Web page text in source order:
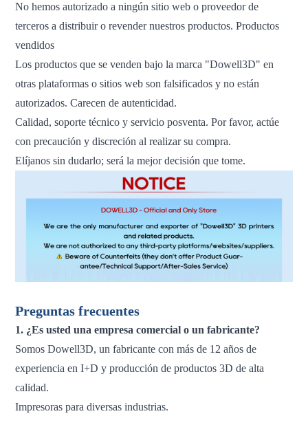
No hemos autorizado a ningún sitio web o proveedor de
terceros a distribuir o revender nuestros productos. Productos
vendidos
Los productos que se venden bajo la marca "Dowell3D" en
otras plataformas o sitios web son falsificados y no están
autorizados. Carecen de autenticidad.
Calidad, soporte técnico y servicio posventa. Por favor, actúe
con precaución y discreción al realizar su compra.
Elíjanos sin dudarlo; será la mejor decisión que tome.
Preguntas frecuentes
1. ¿Es usted una empresa comercial o un fabricante?
Somos Dowell3D, un fabricante con más de 12 años de
experiencia en I+D y producción de productos 3D de alta
calidad.
Impresoras para diversas industrias.